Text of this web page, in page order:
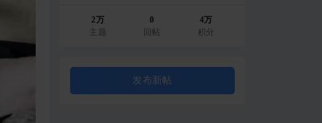
2万
主题
0
回帖
4万
积分
发布新帖